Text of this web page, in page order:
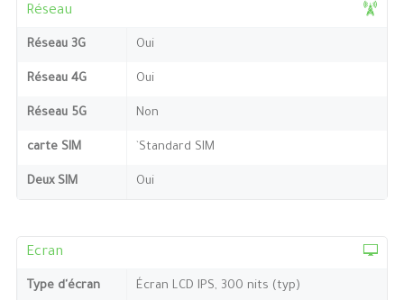
Réseau
Réseau 3G Oui
Réseau 4G Oui
Réseau 5G Non
carte SIM `Standard SIM
Deux SIM Oui
Ecran
Type d'écran Écran LCD IPS, 300 nits (typ)